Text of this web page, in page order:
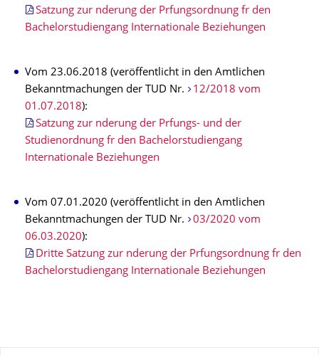
Satzung zur nderung der Prfungsordnung fr den
Bachelorstudiengang Internationale Beziehungen
Vom 23.06.2018 (veröffentlicht in den Amtlichen
Bekanntmachungen der TUD Nr.
12/2018 vom
01.07.2018):
Satzung zur nderung der Prfungs- und der
Studienordnung fr den Bachelorstudiengang
Internationale Beziehungen
Vom 07.01.2020 (veröffentlicht in den Amtlichen
Bekanntmachungen der TUD Nr.
03/2020 vom
06.03.2020):
Dritte Satzung zur nderung der Prfungsordnung fr den
Bachelorstudiengang Internationale Beziehungen